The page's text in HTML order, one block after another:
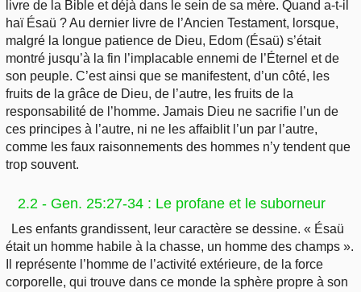
livre de la Bible et déjà dans le sein de sa mère. Quand a-t-il
haï Ésaü ? Au dernier livre de l’Ancien Testament, lorsque,
malgré la longue patience de Dieu, Edom (Ésaü) s’était
montré jusqu’à la fin l’implacable ennemi de l’Éternel et de
son peuple. C’est ainsi que se manifestent, d’un côté, les
fruits de la grâce de Dieu, de l’autre, les fruits de la
responsabilité de l’homme. Jamais Dieu ne sacrifie l’un de
ces principes à l’autre, ni ne les affaiblit l’un par l’autre,
comme les faux raisonnements des hommes n’y tendent que
trop souvent.
2.2 - Gen. 25:27-34 : Le profane et le suborneur
Les enfants grandissent, leur caractère se dessine. « Ésaü
était un homme habile à la chasse, un homme des champs ».
Il représente l’homme de l’activité extérieure, de la force
corporelle, qui trouve dans ce monde la sphère propre à son